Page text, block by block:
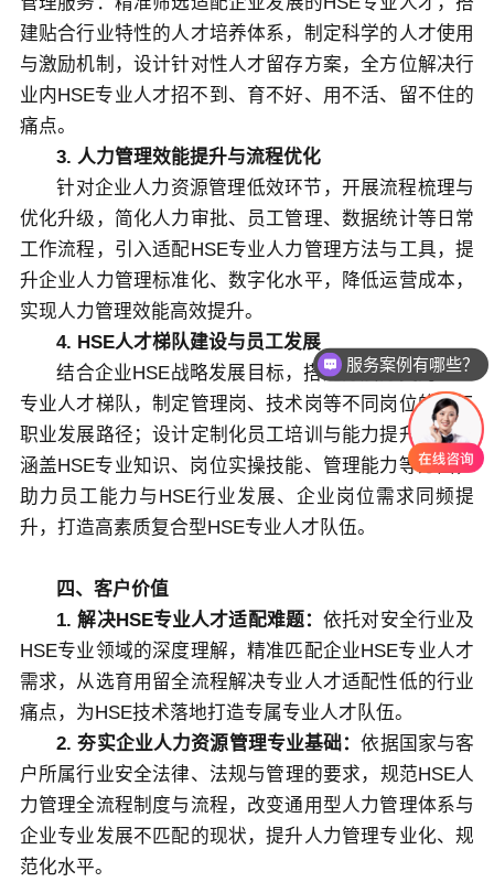
建贴合行业特性的人才培养体系，制定科学的人才使用
与激励机制，设计针对性人才留存方案，全方位解决行
业内HSE专业人才招不到、育不好、用不活、留不住的
痛点。
3. 人力管理效能提升与流程优化
针对企业人力资源管理低效环节，开展流程梳理与
优化升级，简化人力审批、员工管理、数据统计等日常
工作流程，引入适配HSE专业人力管理方法与工具，提
升企业人力管理标准化、数字化水平，降低运营成本，
实现人力管理效能高效提升。
4. HSE人才梯队建设与员工发展
结合企业HSE战略发展目标，搭建分层分类的HSE
专业人才梯队，制定管理岗、技术岗等不同岗位的员工
职业发展路径；设计定制化员工培训与能力提升方案，
涵盖HSE专业知识、岗位实操技能、管理能力等方面，
助力员工能力与HSE行业发展、企业岗位需求同频提
升，打造高素质复合型HSE专业人才队伍。
四、客户价值
1. 解决HSE专业人才适配难题：依托对安全行业及
HSE专业领域的深度理解，精准匹配企业HSE专业人才
需求，从选育用留全流程解决专业人才适配性低的行业
痛点，为HSE技术落地打造专属专业人才队伍。
2. 夯实企业人力资源管理专业基础：依据国家与客
户所属行业安全法律、法规与管理的要求，规范HSE人
力管理全流程制度与流程，改变通用型人力管理体系与
企业专业发展不匹配的现状，提升人力管理专业化、规
范化水平。
服务案例有哪些？